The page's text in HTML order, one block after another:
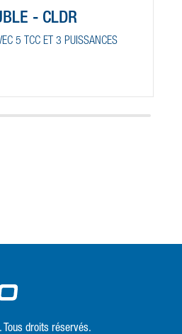
- CLDR
5 TCC ET 3 PUISSANCES
droits réservés.